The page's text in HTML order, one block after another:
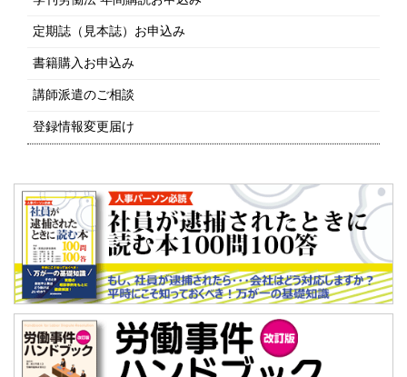
定期誌（見本誌）お申込み
書籍購入お申込み
講師派遣のご相談
登録情報変更届け